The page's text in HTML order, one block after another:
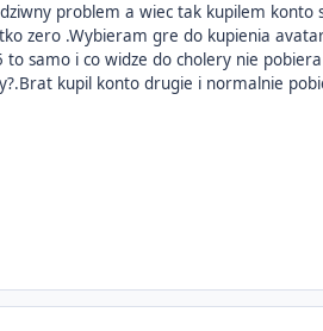
problem a wiec tak kupilem konto
zero .Wybieram gre do kupienia
to samo i co widze do cholery nie
kupil konto drugie i normalnie